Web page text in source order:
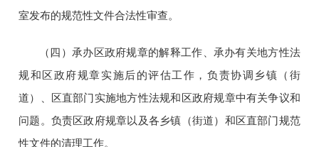
室发布的规范性文件合法性审查。
（四）承办区政府规章的解释工作、承办有关地方性法
规和区政府规章实施后的评估工作，负责协调乡镇（街
道）、区直部门实施地方性法规和区政府规章中有关争议和
问题。负责区政府规章以及各乡镇（街道）和区直部门规范
性文件的清理工作。